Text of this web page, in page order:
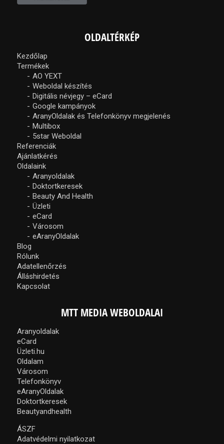
OLDALTÉRKÉP
Kezdőlap
Termékek
AO YEXT
Weboldal készítés
Digitális névjegy – eCard
Google kampányok
AranyOldalak és Telefonkönyv megjelenés
Multibox
5star Weboldal
Referenciák
Ajánlatkérés
Oldalaink
Aranyoldalak
Doktortkeresek
Beauty And Health
Üzleti
eCard
Városom
eAranyOldalak
Blog
Rólunk
Adatellenőrzés
Álláshirdetés
Kapcsolat
MTT MEDIA WEBOLDALAI
Aranyoldalak
eCard
Üzleti.hu
Oldalam
Városom
Telefonkönyv
eAranyOldalak
Doktortkeresek
Beautyandhealth
ÁSZF
Adatvédelmi nyilatkozat